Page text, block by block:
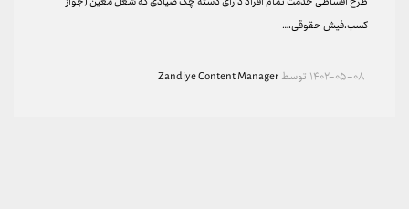
کسب،فیش حقوقی،…
۱۴۰۲-۰۵-۰۸ توسطZandiye Content Manager